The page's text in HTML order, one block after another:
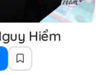
Hiểm